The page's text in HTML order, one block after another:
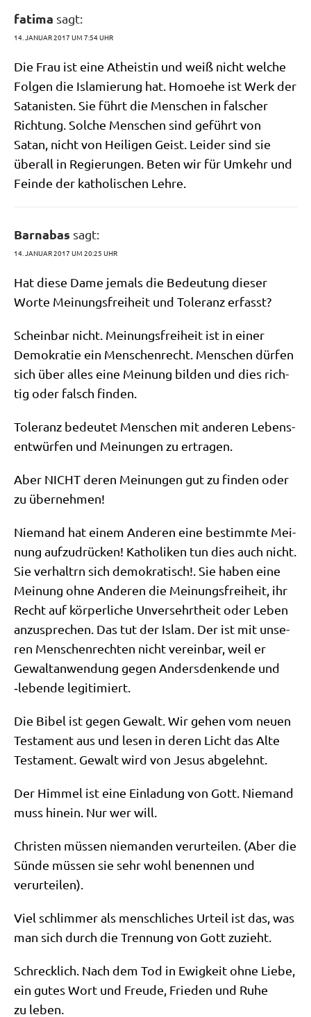
fatima sagt:
14. JANUAR 2017 UM 7:54 UHR
Die Frau ist eine Athe­istin und weiß nicht wel­che
Fol­gen die Isla­mie­rung hat. Homo­ehe ist Werk der
Sata­ni­sten. Sie führt die Men­schen in fal­scher
Rich­tung. Sol­che Men­schen sind geführt von
Satan, nicht von Hei­li­gen Geist. Lei­der sind sie
über­all in Regie­run­gen. Beten wir für Umkehr und
Fein­de der katho­li­schen Lehre.
Barnabas sagt:
14. JANUAR 2017 UM 20:25 UHR
Hat die­se Dame jemals die Bedeu­tung die­ser
Wor­te Mei­nungs­frei­heit und Tole­ranz erfasst?
Schein­bar nicht. Mei­nungs­frei­heit ist in einer
Demo­kra­tie ein Men­schen­recht. Men­schen dür­fen
sich über alles eine Mei­nung bil­den und dies rich­
tig oder falsch finden.
Tole­ranz bedeu­tet Men­schen mit ande­ren Lebens­
ent­wür­fen und Mei­nun­gen zu ertragen.
Aber NICHT deren Mei­nun­gen gut zu fin­den oder
zu übernehmen!
Nie­mand hat einem Ande­ren eine bestimm­te Mei­
nung auf­zu­drücken! Katho­li­ken tun dies auch nicht.
Sie ver­halt­rn sich demo­kra­tisch!. Sie haben eine
Mei­nung ohne Ande­ren die Mei­nungs­frei­heit, ihr
Recht auf kör­per­li­che Unver­sehrt­heit oder Leben
anzu­spre­chen. Das tut der Islam. Der ist mit unse­
ren Men­schen­rech­ten nicht ver­ein­bar, weil er
Gewalt­an­wen­dung gegen Anders­den­ken­de und
‑leben­de legitimiert.
Die Bibel ist gegen Gewalt. Wir gehen vom neu­en
Testa­ment aus und lesen in deren Licht das Alte
Testa­ment. Gewalt wird von Jesus abgelehnt.
Der Him­mel ist eine Ein­la­dung von Gott. Nie­mand
muss hin­ein. Nur wer will.
Chri­sten müs­sen nie­man­den ver­ur­tei­len. (Aber die
Sün­de müs­sen sie sehr wohl benen­nen und
verurteilen).
Viel schlim­mer als mensch­li­ches Urteil ist das, was
man sich durch die Tren­nung von Gott zuzieht.
Schreck­lich. Nach dem Tod in Ewig­keit ohne Lie­be,
ein gutes Wort und Freu­de, Frie­den und Ruhe
zu leben.